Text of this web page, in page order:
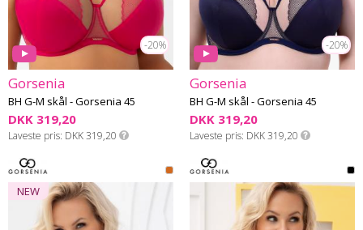
-20%
Gorsenia
BH G-M skål - Gorsenia 45
DKK 319,20
Laveste pris DKK 319,20
-20%
Gorsenia
BH G-M skål - Gorsenia 45
DKK 319,20
Laveste pris DKK 319,20
NEW